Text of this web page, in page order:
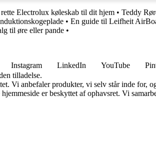
Electrolux køleskab til dit hjem • Teddy
• En guide til Leifheit
til øre eller pande •
Instagram LinkedIn YouTube
tilladelse.
Vi anbefaler produkter, vi selv står inde for,
er beskyttet af ophavsret. Vi